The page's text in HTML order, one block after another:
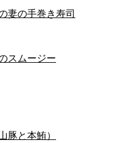
妻の​手巻き寿司
スムージー
豚と本鮪）